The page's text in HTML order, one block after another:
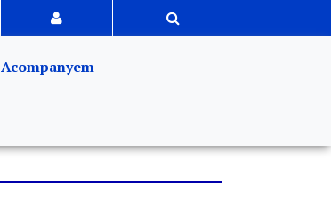
Acompanyem